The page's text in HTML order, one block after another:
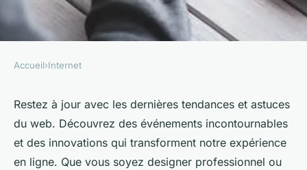
Astuces web et actus :
événements et découvertes à
ne pas manquer
Accueil›Internet
Restez à jour avec les dernières tendances et astuces
du web. Découvrez des événements incontournables
et des innovations qui transforment notre expérience
en ligne. Que vous soyez designer professionnel ou